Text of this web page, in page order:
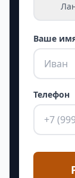
Ваше
Телефон